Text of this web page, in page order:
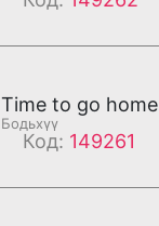
Time to go home
Бодьхүү
Код: 149261